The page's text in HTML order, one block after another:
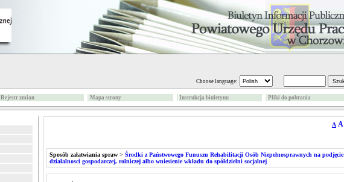
Choose language:
Rejestr zmian Mapa strony Instrukcja biuletynu Pliki do pobrania
A A
Sposób załatwiania spraw > Środki z Państwowego Funuszu Rehabilitacji Osób Niepełnosprawnych na podjęcie
działalnosci gospodarczej, rolniczej albo wniesienie wkładu do spółdzielni socjalnej